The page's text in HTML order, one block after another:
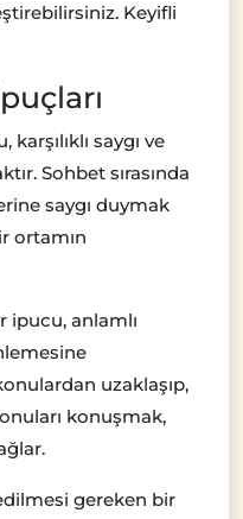
Keyifli
saygı ve
Sohbet sırasında
saygı duymak
ortamın
ipucu, anlamlı
uzaklaşıp,
konuşmak,
gereken bir